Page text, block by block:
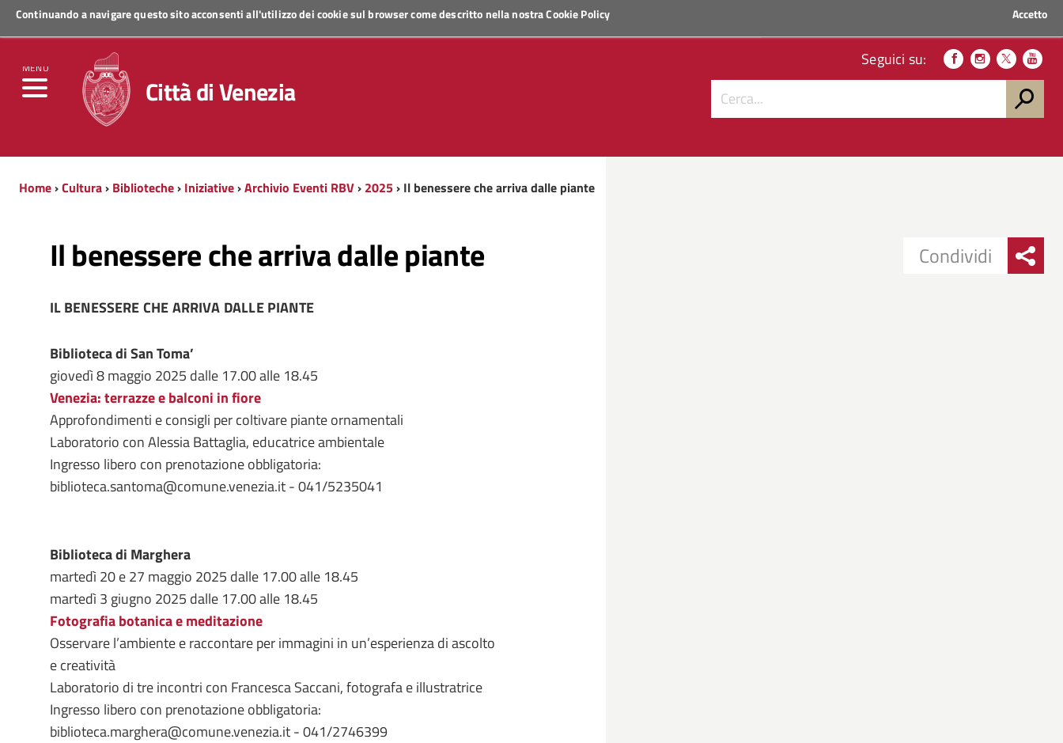
Continuando a navigare questo sito acconsenti all'utilizzo dei cookie sul browser come descritto nella nostraCookie Policy Accetto
MENU
Regione Veneto
Città di Venezia
Seguici su:
Home›Cultura› Biblioteche› Iniziative›Archivio Eventi RBV› 2025› Il benessere che arriva dalle piante
Il benessere che arriva dalle piante
IL BENESSERE CHE ARRIVA DALLE PIANTE
Biblioteca di San Toma’
giovedì 8 maggio 2025 dalle 17.00 alle 18.45
Venezia: terrazze e balconi in fiore
Approfondimenti e consigli per coltivare piante ornamentali
Laboratorio con Alessia Battaglia, educatrice ambientale
Ingresso libero con prenotazione obbligatoria:
biblioteca.santoma@comune.venezia.it - 041/5235041
Biblioteca di Marghera
martedì 20 e 27 maggio 2025 dalle 17.00 alle 18.45
martedì 3 giugno 2025 dalle 17.00 alle 18.45
Fotografia botanica e meditazione
Osservare l’ambiente e raccontare per immagini in un’esperienza di ascolto
e creatività
Laboratorio di tre incontri con Francesca Saccani, fotografa e illustratrice
Ingresso libero con prenotazione obbligatoria:
biblioteca.marghera@comune.venezia.it - 041/2746399
Condividi